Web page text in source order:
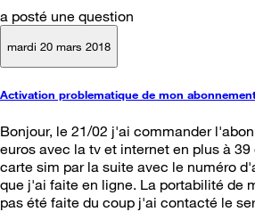
a posté une question
mardi 20 mars 2018
Activation problematique de mon
Bonjour, le 21/02 j'ai commander
euros avec la tv et internet en plus à
carte sim par la suite avec le numéro
que j'ai faite en ligne. La portabilité de
pas été faite du coup j'ai contacté le